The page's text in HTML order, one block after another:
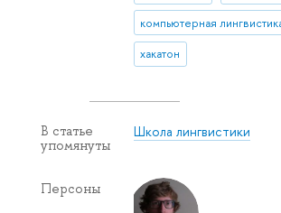
компьютерная
хакатон
В статье
упомянуты
Школа лингвистики
Персоны